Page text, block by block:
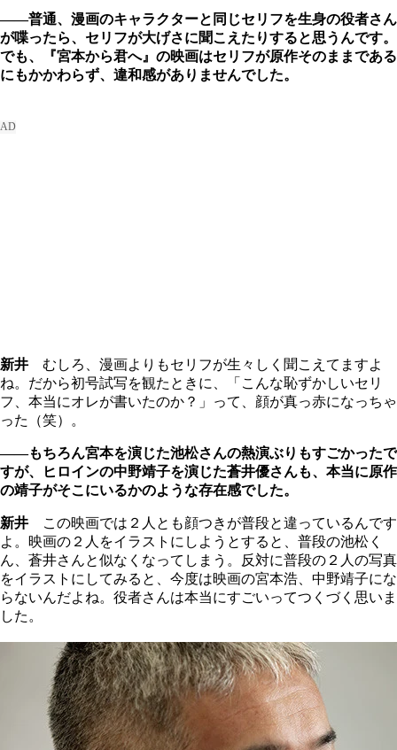
――普通、漫画のキャラクターと同じセリフを生身の役者さん
が喋ったら、セリフが大げさに聞こえたりすると思うんです。
でも、『宮本から君へ』の映画はセリフが原作そのままである
にもかかわらず、違和感がありませんでした。
新井 むしろ、漫画よりもセリフが生々しく聞こえてますよ
ね。だから初号試写を観たときに、「こんな恥ずかしいセリ
フ、本当にオレが書いたのか？」って、顔が真っ赤になっちゃ
った（笑）。
――もちろん宮本を演じた池松さんの熱演ぶりもすごかったで
すが、ヒロインの中野靖子を演じた蒼井優さんも、本当に原作
の靖子がそこにいるかのような存在感でした。
新井 この映画では２人とも顔つきが普段と違っているんです
よ。映画の２人をイラストにしようとすると、普段の池松く
ん、蒼井さんと似なくなってしまう。反対に普段の２人の写真
をイラストにしてみると、今度は映画の宮本浩、中野靖子にな
らないんだよね。役者さんは本当にすごいってつくづく思いま
した。